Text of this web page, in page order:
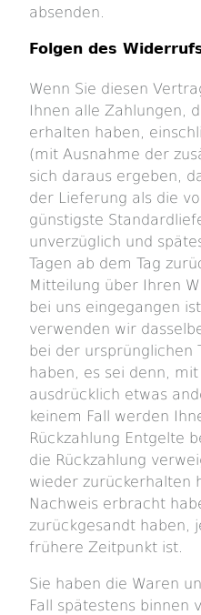
absenden.
Folgen des
Wenn Sie diesen
Ihnen alle Zahlungen,
erhalten haben,
(mit Ausnahme der
sich daraus ergeben,
der Lieferung als die
günstigste
unverzüglich und
Tagen ab dem Tag
Mitteilung über Ihren
bei uns eingegangen
verwenden wir
bei der ursprünglichen
haben, es sei denn,
ausdrücklich etwas
keinem Fall werden
Rückzahlung Entgelte
die Rückzahlung
wieder zurückerhalten
Nachweis erbracht
zurückgesandt haben,
frühere Zeitpunkt ist.
Sie haben die Waren
Fall spätestens binnen